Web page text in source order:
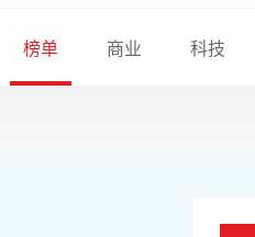
榜单 商业 科技